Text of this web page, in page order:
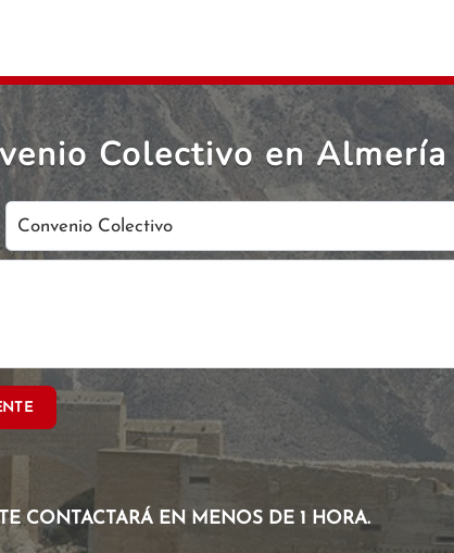
Colectivo en Almería
Convenio Colectivo
TE CONTACTARÁ EN MENOS DE 1 HORA.